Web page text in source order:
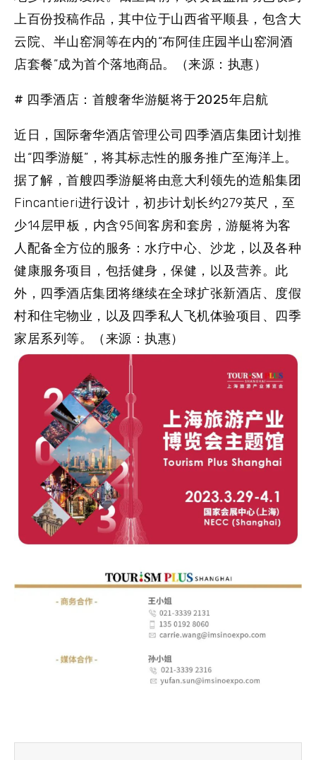
上百份投稿作品，其中位于山西省平顺县，包含大
云院、半山窑洞等在内的“布阿佳庄园半山窑洞酒
店套餐”成为首个落地商品。（来源：执惠）
# 四季酒店：首艘奢华游艇将于2025年启航
近日，国际奢华酒店管理公司四季酒店集团计划推
出“四季游艇”，将其标志性的服务推广至海洋上。
据了解，首艘四季游艇将由意大利领先的造船集团
Fincantieri进行设计，初步计划长约279英尺，至
少14层甲板，内含95间客房和套房，游艇将为客
人配备全方位的服务：水疗中心、沙龙，以及各种
健康服务项目，包括健身，保健，以及营养。此
外，四季酒店集团将继续在全球扩张新酒店、度假
村和住宅物业，以及四季私人飞机体验项目、四季
家居系列等。（来源：执惠）